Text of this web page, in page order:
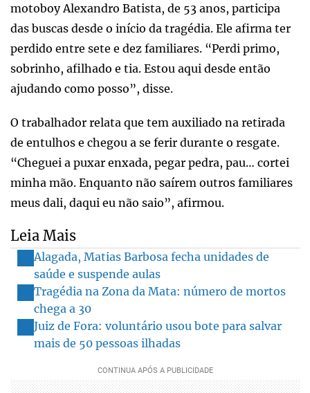
motoboy Alexandro Batista, de 53 anos, participa
das buscas desde o início da tragédia. Ele afirma ter
perdido entre sete e dez familiares. “Perdi primo,
sobrinho, afilhado e tia. Estou aqui desde então
ajudando como posso”, disse.
O trabalhador relata que tem auxiliado na retirada
de entulhos e chegou a se ferir durante o resgate.
“Cheguei a puxar enxada, pegar pedra, pau… cortei
minha mão. Enquanto não saírem outros familiares
meus dali, daqui eu não saio”, afirmou.
Leia Mais
Alagada, Matias Barbosa fecha unidades de
saúde e suspende aulas
Tragédia na Zona da Mata: número de mortos
chega a 30
Juiz de Fora: voluntário usou bote para salvar
mais de 50 pessoas ilhadas